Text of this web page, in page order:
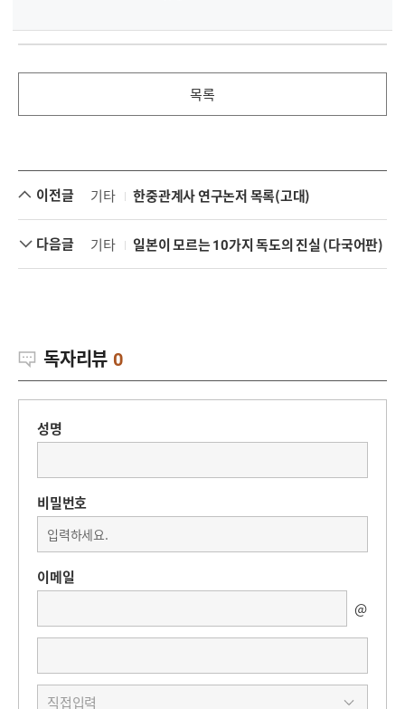
목록
이전글 기타 한중관계사 연구논저 목록(고대)
다음글 기타 일본이 모르는 10가지 독도의 진실 (다국어판)
독자리뷰 0
성명
비밀번호
이메일
@